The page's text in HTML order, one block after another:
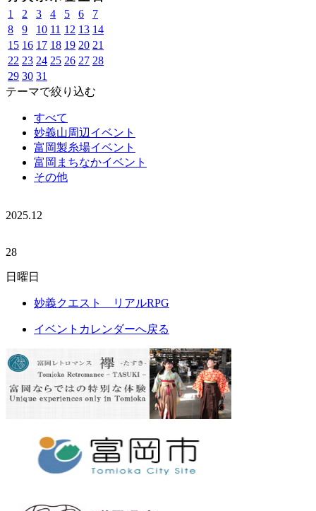
1
2 3 4 5 6
7
8
9 10 11 12 13 14
15 16 17 18 19 20 21
22 23 24 25 26 27 28
29 30 31
テーマで絞り込む
すべて
妙義山周辺イベント
富岡製糸場イベント
富岡まちなかイベント
その他
2025.12
28
日曜日
妙義クエスト リアルRPG
イベントカレンダーへ戻る